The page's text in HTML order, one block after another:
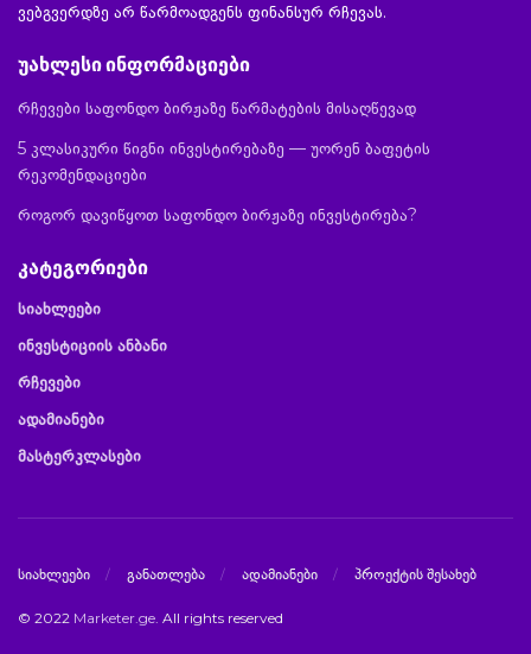
ვებგვერდზე არ წარმოადგენს ფინანსურ რჩევას.
უახლესი ინფორმაციები
რჩევები საფონდო ბირჟაზე წარმატების მისაღწევად
5 კლასიკური წიგნი ინვესტირებაზე — უორენ ბაფეტის
რეკომენდაციები
როგორ დავიწყოთ საფონდო ბირჟაზე ინვესტირება?
კატეგორიები
სიახლეები
ინვესტიციის ანბანი
რჩევები
ადამიანები
მასტერკლასები
სიახლეები განათლება ადამიანები პროექტის შესახებ
© 2022 Marketer.ge . All rights reserved